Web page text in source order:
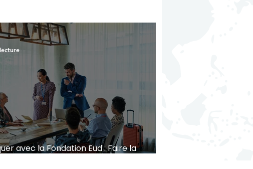
avec la Fondation Eud : Faire la